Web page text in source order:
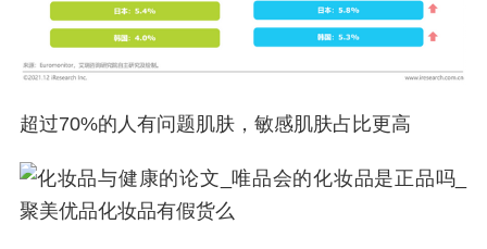
超过70%的人有问题肌肤，敏感肌肤占比更高